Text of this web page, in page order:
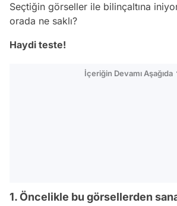
Seçtiğin görseller ile bilinçaltına
orada ne saklı?
Haydi teste!
İçeriğin Devamı Aşağıda
1. Öncelikle bu görsellerden